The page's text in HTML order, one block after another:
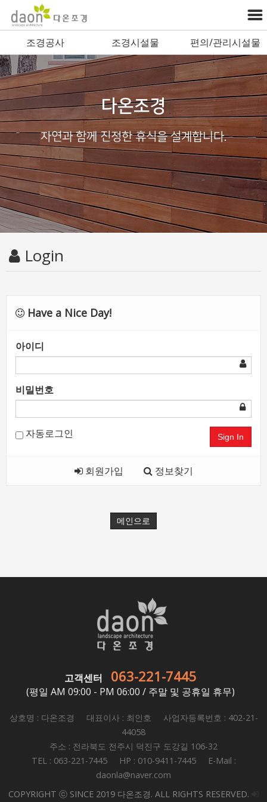
조경공사 조경시설물 편의/관리시설물
다온조경
자연과 함께 진정한 휴식을 설계합니다.
Login
Have a Nice Day!
아이디
비밀번호
자동로그인 Sign In
회원가입 정보찾기
메인으로
고객센터 063-221-7445
(평일 AM 09:00 - PM 06:00 / 주말 및 공휴일 휴무)
상호명 : 다온조경 대표이사 : 최인호 사업자등록번호 : 402-21-
44058
주소 : 전라북도 전주시 덕진구 도강길 106-32
TEL : 063-221-7445 HP : 010-9411-7445 E-Mail :
daonla@naver.com
COPYRIGHT ⓒ SINCE 2019 다온조경. ALL RIGHTS RESERVED.